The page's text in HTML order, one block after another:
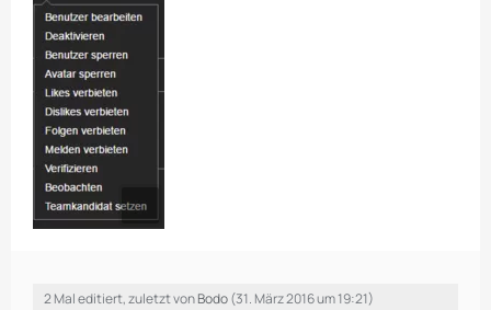
2 Mal editiert, zuletzt vonBodo(31. März 2016 um 19:21)